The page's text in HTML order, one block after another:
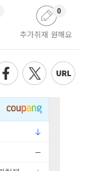
추가취재 원해요
0